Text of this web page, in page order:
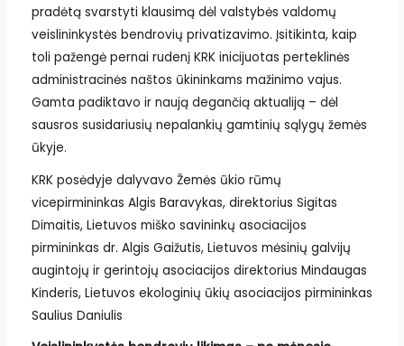
pradėtą svarstyti klausimą dėl valstybės valdomų
veislinin­kystės bendrovių privati­zavimo. Įsitikinta, kaip
toli pažengė pernai rudenį KRK inicijuotas perteklinės
administracinės naštos ūkininkams mažinimo vajus.
Gamta padiktavo ir naują degančią aktualiją – dėl
sausros susidariusių nepalankių gamtinių sąlygų žemės
ūkyje.
KRK posėdyje dalyvavo Žemės ūkio rūmų
vicepirmininkas Algis Baravykas, direktorius Sigitas
Dimaitis, Lietuvos miško savininkų asociacijos
pirmininkas dr. Algis Gaižutis, Lietuvos mėsinių galvijų
augintojų ir gerintojų asociacijos direktorius Mindaugas
Kinderis, Lietuvos ekologinių ūkių asociacijos pirmininkas
Saulius Daniulis